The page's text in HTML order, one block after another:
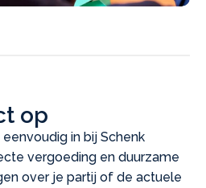
op
in bij Schenk
vergoeding en duurzame
over je partij of de actuele